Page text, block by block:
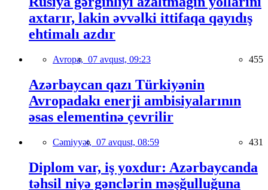
axtarır, lakin əvvəlki ittifaqa qayıdış
ehtimalı azdır
Avropa, 07 avqust, 09:23 455
Azərbaycan qazı Türkiyənin
Avropadakı enerji ambisiyalarının
əsas elementinə çevrilir
Cəmiyyət, 07 avqust, 08:59 431
Diplom var, iş yoxdur: Azərbaycanda
təhsil niyə gənclərin məşğulluğuna